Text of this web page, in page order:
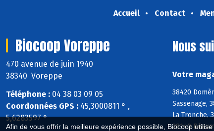
Afin de vous offrir la meilleure expérience possible, Biocoop
Accueil Contact
Biocoop Voreppe
470 avenue de juin 1940
38340 Voreppe
Téléphone : 04 38 03 09 05
Coordonnées GPS : 45,3000811 ° ,
5,6283597 °
Nous
Votre
38420
Sassenage,
La Tronche,
38140